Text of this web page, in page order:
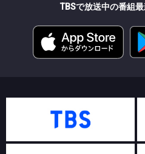
TBSで放送中の番組